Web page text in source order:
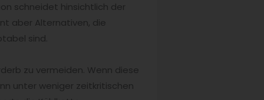
schneidet hinsichtlich der
aber Alternativen, die
sind.
zu vermeiden. Wenn diese
unter weniger zeitkritischen